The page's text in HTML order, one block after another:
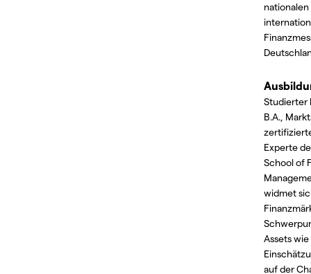
Studierter
B.A.,
Experte
School of
widmet
Assets
auf der